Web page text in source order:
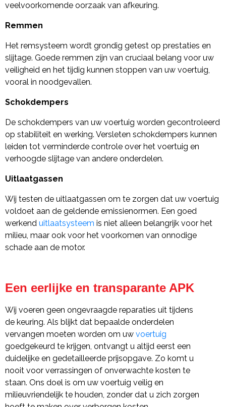
veelvoorkomende oorzaak van afkeuring.
Remmen
Het remsysteem wordt grondig getest op prestaties en
slijtage. Goede remmen zijn van cruciaal belang voor uw
veiligheid en het tijdig kunnen stoppen van uw voertuig,
vooral in noodgevallen.
Schokdempers
De schokdempers van uw voertuig worden gecontroleerd
op stabiliteit en werking. Versleten schokdempers kunnen
leiden tot verminderde controle over het voertuig en
verhoogde slijtage van andere onderdelen.
Uitlaatgassen
Wij testen de uitlaatgassen om te zorgen dat uw voertuig
voldoet aan de geldende emissienormen. Een goed
werkend uitlaatsysteem is niet alleen belangrijk voor het
milieu, maar ook voor het voorkomen van onnodige
schade aan de motor.
Een eerlijke en transparante APK
Wij voeren geen ongevraagde reparaties uit tijdens
de keuring. Als blijkt dat bepaalde onderdelen
vervangen moeten worden om uw voertuig
goedgekeurd te krijgen, ontvangt u altijd eerst een
duidelijke en gedetailleerde prijsopgave. Zo komt u
nooit voor verrassingen of onverwachte kosten te
staan. Ons doel is om uw voertuig veilig en
milieuvriendelijk te houden, zonder dat u zich zorgen